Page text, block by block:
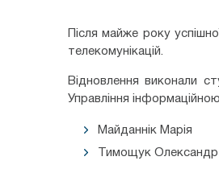
Після майже року
телекомунікацій.
Відновлення виконали
Управління
Майданнік Марія
Тимощук Олександр